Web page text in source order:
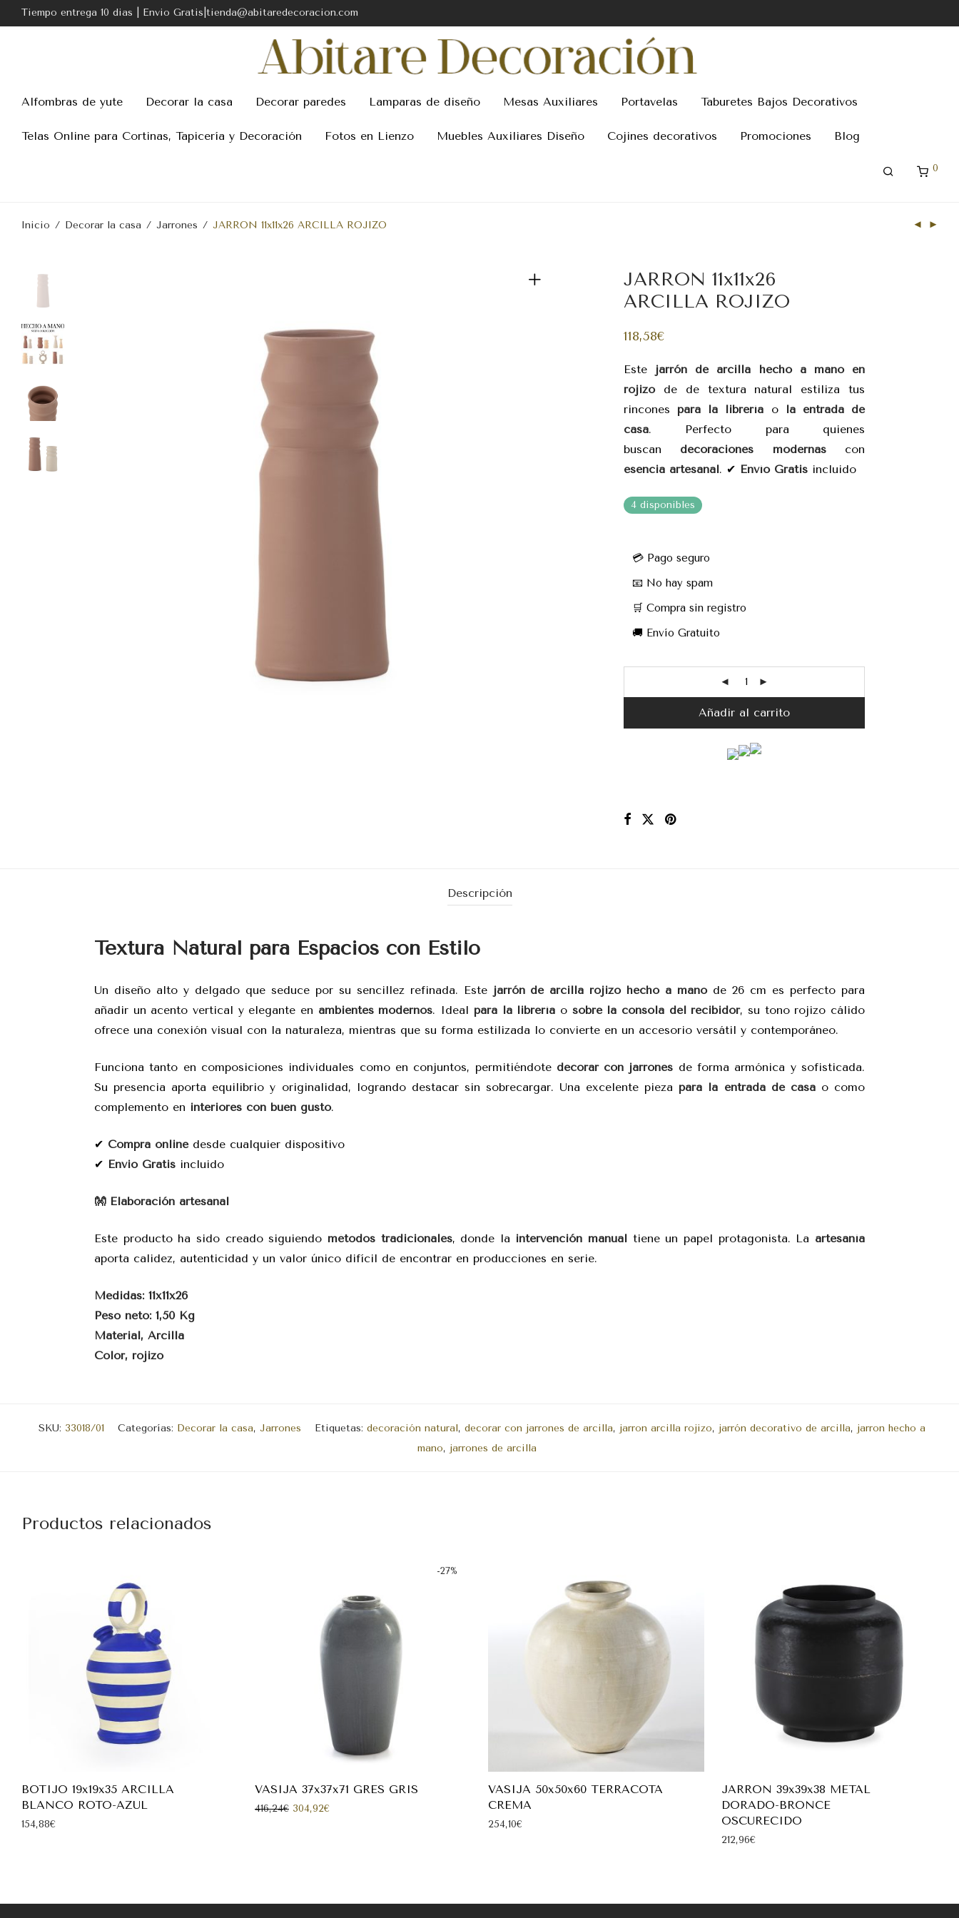
Tiempo entrega 10 dias | Envio Gratis|tienda@abitaredecoracion.com
Alfombras de yute Decorar la casa Decorar paredes Lamparas de diseño Mesas Auxiliares Portavelas Taburetes Bajos Decorativos
Telas Online para Cortinas, Tapicería y Decoración Fotos en Lienzo Muebles Auxiliares Diseño Cojines decorativos Promociones Blog
0
Inicio / Decorar la casa / Jarrones / JARRON 11x11x26 ARCILLA ROJIZO
JARRON 11x11x26
ARCILLA ROJIZO
118,58€
Este jarrón de arcilla hecho a mano en
rojizode de textura natural estiliza tus
rincones para la librería o
la entrada de
casa. Perfecto para quienes
buscan decoraciones modernascon
esencia artesanal. ✔ Envío Gratis incluido
4 disponibles
💳 Pago seguro
📧 No hay spam
🛒 Compra sin registro
🚚 Envío Gratuito
Añadir al carrito
Descripción
Textura Natural para Espacios con Estilo
Un diseño alto y delgado que seduce por su sencillez refinada. Este jarrón de arcilla rojizo hecho a manode 26 cm es perfecto para
añadir un acento vertical y elegante en ambientes modernos. Ideal para la librería o sobre la consola del recibidor, su tono rojizo cálido
ofrece una conexión visual con la naturaleza, mientras que su forma estilizada lo convierte en un accesorio versátil y contemporáneo.
Funciona tanto en composiciones individuales como en conjuntos, permitiéndote decorar con jarrones de forma armónica y sofisticada.
Su presencia aporta equilibrio y originalidad, logrando destacar sin sobrecargar. Una excelente pieza para la entrada de casao como
complemento en interiores con buen gusto.
✔ Compra onlinedesde cualquier dispositivo
✔ Envio Gratis incluido
👐 Elaboración artesanal
Este producto ha sido creado siguiendo métodos tradicionales, donde la intervención manual tiene un papel protagonista. La artesanía
aporta calidez, autenticidad y un valor único difícil de encontrar en producciones en serie.
Medidas: 11x11x26
Peso neto: 1,50 Kg
Material, Arcilla
Color, rojizo
SKU: 33018/01 Categorías: Decorar la casa, Jarrones Etiquetas: decoración natural, decorar con jarrones de arcilla, jarron arcilla rojizo, jarrón decorativo de arcilla, jarron hecho a
mano, jarrones de arcilla
Productos relacionados
BOTIJO 19x19x35 ARCILLA
BLANCO ROTO-AZUL
154,88€
-27%
VASIJA 37x37x71 GRES GRIS
416,24€ El precio original era: 416,24€.
304,92€El precio actual es: 304,92€.
VASIJA 50x50x60 TERRACOTA
CREMA
254,10€
JARRON 39x39x38 METAL
DORADO-BRONCE
OSCURECIDO
212,96€